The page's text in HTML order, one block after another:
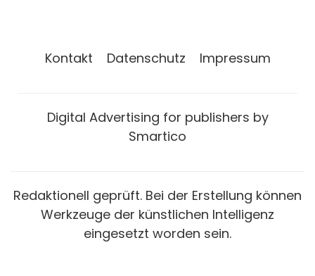
Kontakt Datenschutz Impressum
Digital Advertising for publishers by
Smartico
Redaktionell geprüft. Bei der Erstellung können
Werkzeuge der künstlichen Intelligenz
eingesetzt worden sein.